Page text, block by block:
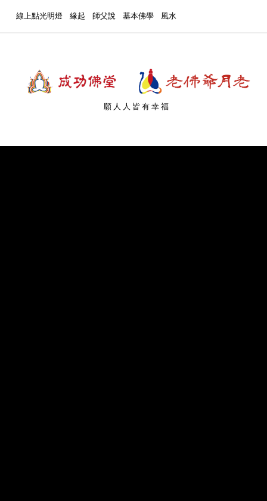
線上點光明燈 緣起 師父說 基本佛學 風水
願人人皆有幸福